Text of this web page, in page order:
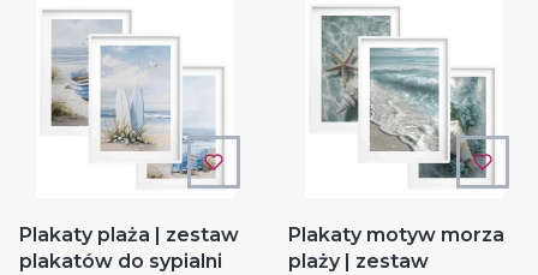
Plakaty plaża | zestaw
plakatów do sypialni
Plakaty motyw morza
plaży | zestaw